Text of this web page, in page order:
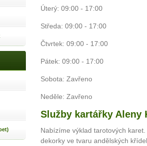
Úterý: 09:00 - 17:00
Středa: 09:00 - 17:00
Čtvrtek: 09:00 - 17:00
Pátek: 09:00 - 17:00
Sobota: Zavřeno
Neděle: Zavřeno
Služby kartářky Aleny
Nabízíme výklad tarotových
dekorky ve tvaru andělských